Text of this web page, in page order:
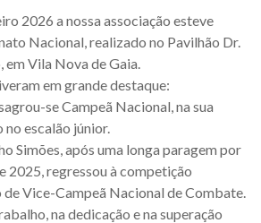
2026 a nossa associação esteve
Nacional, realizado no Pavilhão Dr.
Vila Nova de Gaia.
em grande destaque:
se Campeã Nacional, na sua
escalão júnior.
Simões, após uma longa paragem por
2025, regressou à competição
Vice-Campeã Nacional de Combate.
na dedicação e na superação